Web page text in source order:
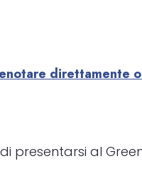
direttamente
presentarsi al